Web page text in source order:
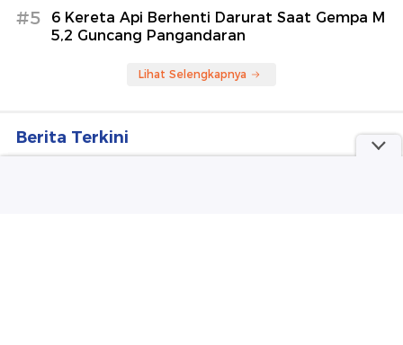
#5
6 Kereta Api Berhenti Darurat Saat Gempa M
5,2 Guncang Pangandaran
Lihat Selengkapnya
Berita Terkini